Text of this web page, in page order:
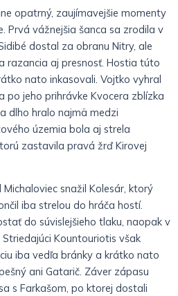
opatrný, zaujímavejšie momenty
Prvá vážnejšia šanca sa zrodila v
dostal za obranu Nitry, ale
razancia aj presnosť. Hostia túto
nato inkasovali. Vojtko vyhral
po jeho prihrávke Kvocera zblízka
dlho hralo najmä medzi
územia bola aj strela
zastavila pravá žrď Kirovej
snažil Kolesár, ktorý
iba strelou do hráča hostí.
do súvislejšieho tlaku, naopak v
Kountouriotis však
iba vedľa bránky a krátko nato
ani Gatarič. Záver zápasu
s Farkašom, po ktorej dostali